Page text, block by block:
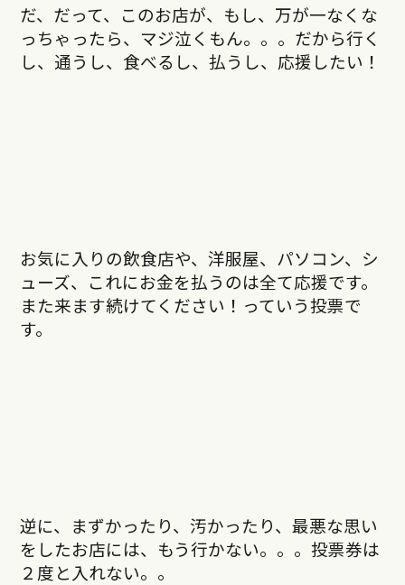
だ、だって、このお店が、もし、万が一なくな
っちゃったら、マジ泣くもん。。。だから行く
し、通うし、食べるし、払うし、応援したい！
お気に入りの飲食店や、洋服屋、パソコン、シ
ューズ、これにお金を払うのは全て応援です。
また来ます続けてください！っていう投票で
す。
逆に、まずかったり、汚かったり、最悪な思い
をしたお店には、もう行かない。。。投票券は
２度と入れない。。